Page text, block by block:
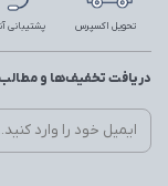
تحویل اکسپرس پشتیبانی
دریافت تخفیف‌ها و